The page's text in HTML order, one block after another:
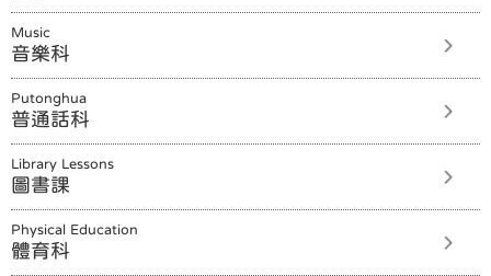
Music
音樂科
Putonghua
普通話科
Library Lessons
圖書課
Physical Education
體育科